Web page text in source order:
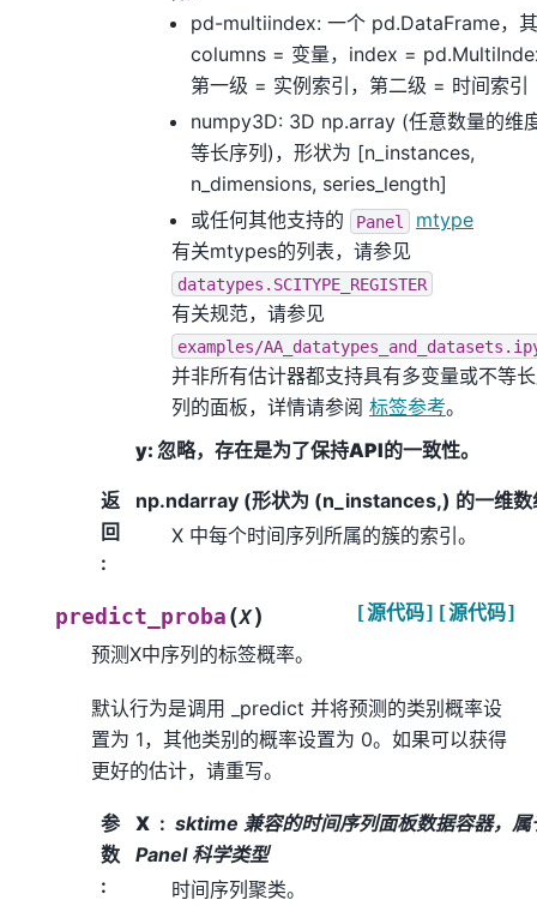
pd-multiindex: 一个 pd.DataFrame，
columns = 变量，index =
第一级 = 实例索引，第二级 = 时间索引
numpy3D: 3D np.array (任意数量的维
等长序列)，形状为 [n_instances,
n_dimensions, series_length]
或任何其他支持的
Panel
mtype
有关mtypes的列表，请参见
datatypes.SCITYPE_REGISTER
有关规范，请参见
examples/
并非所有估计器都支持具有多变量或不等
列的面板，详情请参阅 标签参考。
y: 忽略，存在是为了保持API的一致性。
返
回
:
np.ndarray (形状为 (n_instances,) 的一维数
X 中每个时间序列所属的簇的索引。
predict_proba (X) [源代码]
[源代码]
预测X中序列的标签概率。
默认行为是调用 _predict 并将预测的类别概率设
置为 1，其他类别的概率设置为 0。如果可以获得
更好的估计，请重写。
参
数
:
X
sktime 兼容的时间序列面板数据容器，属
Panel 科学类型
时间序列聚类。